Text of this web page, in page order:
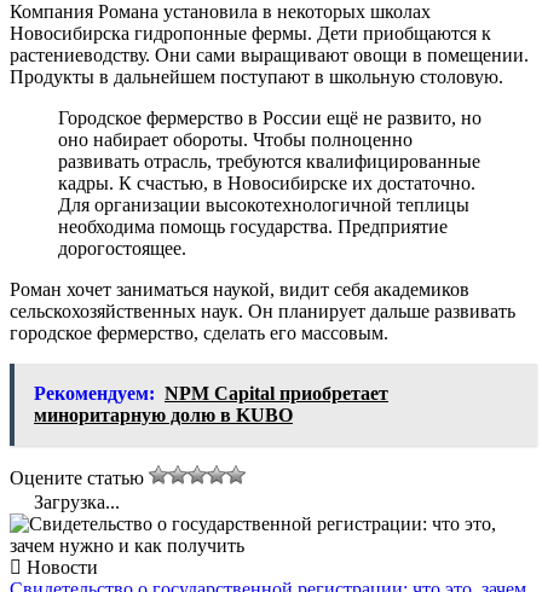
Компания Романа установила в некоторых школах
Новосибирска гидропонные фермы. Дети приобщаются к
растениеводству. Они сами выращивают овощи в помещении.
Продукты в дальнейшем поступают в школьную столовую.
Городское фермерство в России ещё не развито, но
оно набирает обороты. Чтобы полноценно
развивать отрасль, требуются квалифицированные
кадры. К счастью, в Новосибирске их достаточно.
Для организации высокотехнологичной теплицы
необходима помощь государства. Предприятие
дорогостоящее.
Роман хочет заниматься наукой, видит себя академиков
сельскохозяйственных наук. Он планирует дальше развивать
городское фермерство, сделать его массовым.
Рекомендуем: NPM Capital приобретает
миноритарную долю в KUBO
Оцените статью
Загрузка...
Новости